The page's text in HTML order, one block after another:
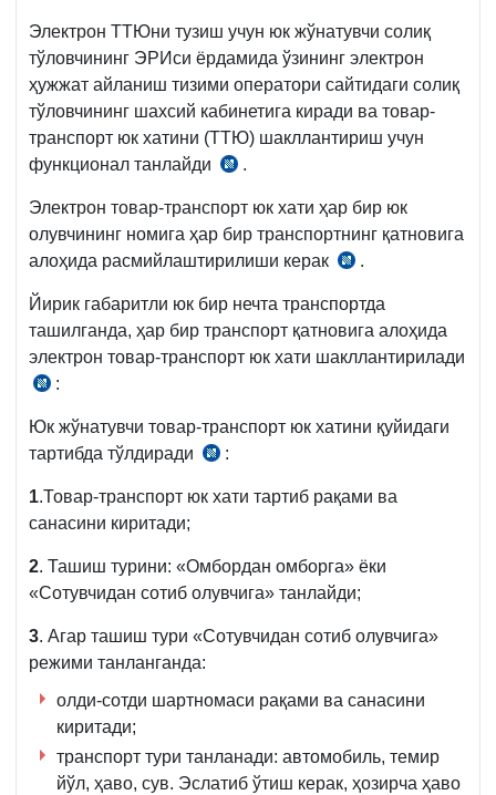
сон
ВМҚга
3–
1-
илова
Электрон ТТЮни тузиш учун юк жўнатувчи солиқ
тўловчининг ЭРИси ёрдамида ўзининг электрон
ҳужжат айланиш тизими оператори сайтидаги солиқ
тўловчининг шахсий кабинетига киради ва товар-
транспорт юк хатини (ТТЮ) шакллантириш учун
функционал танлайди
Низом
5-
28.04.2021
й.
249-
сон
1-
илова
.
Электрон товар-транспорт юк хати ҳар бир юк
олувчининг номига ҳар бир транспортнинг қатновига
алоҳида расмийлаштирилиши керак
Низом
б.,
28.04.2021
сон
1-
.
Йирик габаритли юк бир нечта транспортда
ташилганда, ҳар бир транспорт қатновига алоҳида
электрон товар-транспорт юк хати шакллантирилади
Низом
28.04.2021
й.
249-
ВМҚга
3–
1-
:
Юк жўнатувчи товар-транспорт юк хатини қуйидаги
тартибда тўлдиради
Низом
й.
249-
ВМҚга
3–
1-
:
1.Товар-транспорт юк хати тартиб рақами ва
санасини киритади;
2. Ташиш турини: «Омбордан омборга» ёки
«Сотувчидан сотиб олувчига» танлайди;
3. Агар ташиш тури «Сотувчидан сотиб олувчига»
режими танланганда:
олди-сотди шартномаси рақами ва санасини
киритади;
транспорт тури танланади: автомобиль, темир
йўл, ҳаво, сув. Эслатиб ўтиш керак, ҳозирча ҳаво